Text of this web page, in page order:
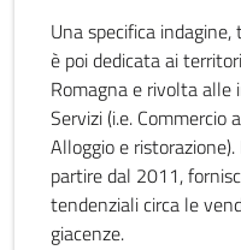
Una specifica
è poi dedicata ai
Romagna e rivolta alle
Servizi (i.e. Commercio
Alloggio e
partire dal 2011,
tendenziali circa le
giacenze.